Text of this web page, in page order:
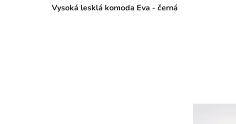
Vysoká lesklá komoda Eva - černá